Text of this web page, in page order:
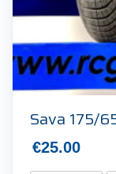
Sava 175/
€25.00